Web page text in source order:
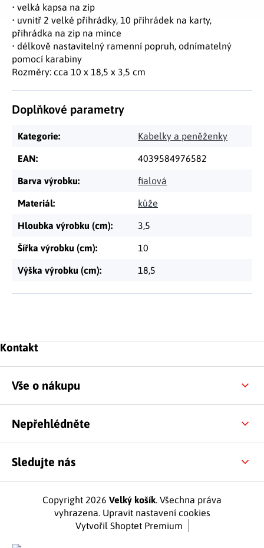
• velká kapsa na zip
• uvnitř 2 velké přihrádky, 10 přihrádek na karty,
přihrádka na zip na mince
• délkově nastavitelný ramenní popruh, odnímatelný
pomocí karabiny
Rozměry: cca 10 x 18,5 x 3,5 cm
Doplňkové parametry
Kategorie: Kabelky a peněženky
EAN: 4039584976582
Barva výrobku: fialová
Materiál: kůže
Hloubka výrobku (cm): 3,5
Šířka výrobku (cm): 10
Výška výrobku (cm): 18,5
Zápatí
Kontakt
Vše o nákupu
Nepřehlédněte
Sledujte nás
Vytvořil Shoptet Premium
Copyright 2026 Velký košík. Všechna práva
vyhrazena. Upravit nastavení cookies